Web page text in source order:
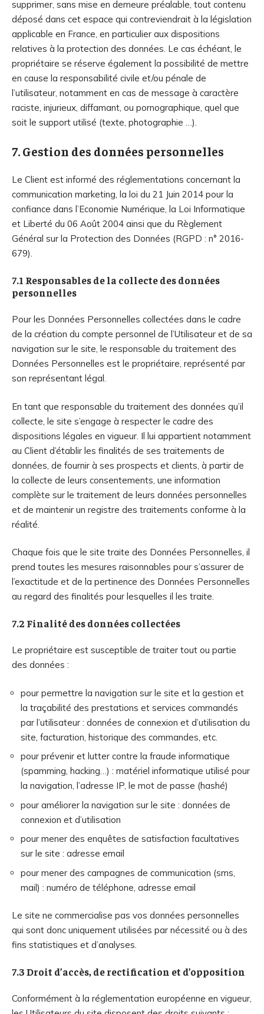
supprimer, sans mise en demeure préalable, tout contenu
déposé dans cet espace qui contreviendrait à la législation
applicable en France, en particulier aux dispositions
relatives à la protection des données. Le cas échéant, le
propriétaire se réserve également la possibilité de mettre
en cause la responsabilité civile et/ou pénale de
l’utilisateur, notamment en cas de message à caractère
raciste, injurieux, diffamant, ou pornographique, quel que
soit le support utilisé (texte, photographie …).
7. Gestion des données personnelles
Le Client est informé des réglementations concernant la
communication marketing, la loi du 21 Juin 2014 pour la
confiance dans l’Economie Numérique, la Loi Informatique
et Liberté du 06 Août 2004 ainsi que du Règlement
Général sur la Protection des Données (RGPD : n° 2016-
679).
7.1 Responsables de la collecte des données
personnelles
Pour les Données Personnelles collectées dans le cadre
de la création du compte personnel de l’Utilisateur et de sa
navigation sur le site, le responsable du traitement des
Données Personnelles est le propriétaire, représenté par
son représentant légal.
En tant que responsable du traitement des données qu’il
collecte, le site s’engage à respecter le cadre des
dispositions légales en vigueur. Il lui appartient notamment
au Client d’établir les finalités de ses traitements de
données, de fournir à ses prospects et clients, à partir de
la collecte de leurs consentements, une information
complète sur le traitement de leurs données personnelles
et de maintenir un registre des traitements conforme à la
réalité.
Chaque fois que le site traite des Données Personnelles, il
prend toutes les mesures raisonnables pour s’assurer de
l’exactitude et de la pertinence des Données Personnelles
au regard des finalités pour lesquelles il les traite.
7.2 Finalité des données collectées
Le propriétaire est susceptible de traiter tout ou partie
des données :
pour permettre la navigation sur le site et la gestion et
la traçabilité des prestations et services commandés
par l’utilisateur : données de connexion et d’utilisation du
site, facturation, historique des commandes, etc.
pour prévenir et lutter contre la fraude informatique
(spamming, hacking…) : matériel informatique utilisé pour
la navigation, l’adresse IP, le mot de passe (hashé)
pour améliorer la navigation sur le site : données de
connexion et d’utilisation
pour mener des enquêtes de satisfaction facultatives
sur le site : adresse email
pour mener des campagnes de communication (sms,
mail) : numéro de téléphone, adresse email
Le site ne commercialise pas vos données personnelles
qui sont donc uniquement utilisées par nécessité ou à des
fins statistiques et d’analyses.
7.3 Droit d’accès, de rectification et d’opposition
Conformément à la réglementation européenne en vigueur,